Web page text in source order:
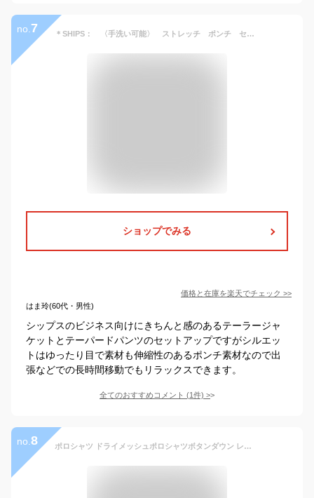
no. 7 ＊SHIPS： 〈手洗い可能〉 ストレッチ ポンチ セットアップ （ジャケット＋イージーパンツ）／シップス（SHIPS）
ショップでみる
価格と在庫を楽天でチェック >>
はま玲(60代・男性)
シップスのビジネス向けにきちんと感のあるテーラージャ
ケットとテーパードパンツのセットアップですがシルエッ
トはゆったり目で素材も伸縮性のあるポンチ素材なので出
張などでの長時間移動でもリラックスできます。
全てのおすすめコメント (1件) >
no. 8 ポロシャツ ドライメッシュポロシャツボタンダウン レイヤード 胸ポケット付き 吸汗速乾 さらさらメッシュポロシャツ ビジネスウェア ビズポロ テレワーク 春夏秋冬 襟ぐり狭め タイプ ポロシャツメンズファッション ツートン ビジネス 業務用 ゆとり ゆるめ uvcut 00315